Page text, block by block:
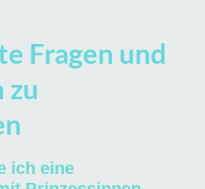
Fragen und
ich eine